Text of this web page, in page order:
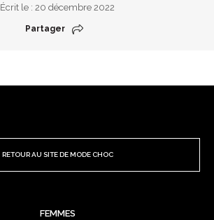
Écrit le : 20 décembre 2022
Partager
RETOUR AU SITE DE MODE CHOC
FEMMES